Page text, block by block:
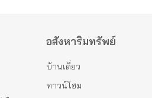
อสังหาริมทรัพย์
บ้านเดี่ยว
ทาวน์โฮม